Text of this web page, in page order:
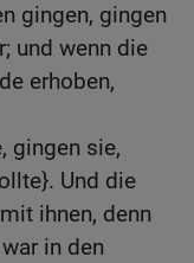
gingen, gingen
und wenn die
erhoben,
gingen sie,
Und die
ihnen, denn
in den